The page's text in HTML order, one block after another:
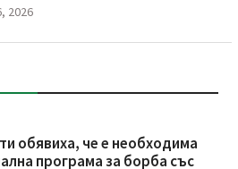
2026
обявиха, че е необходима
програма за борба със